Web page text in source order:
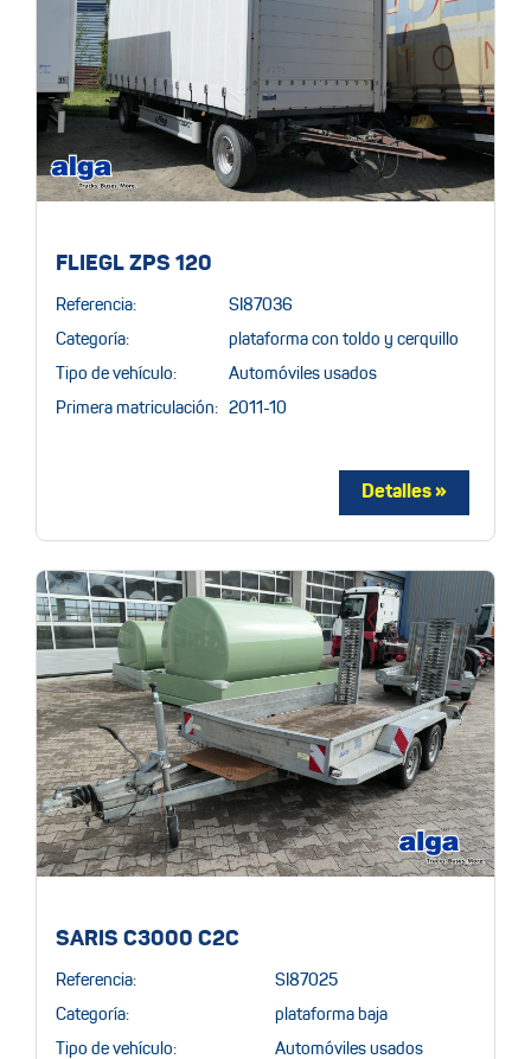
FLIEGL ZPS 120
Referencia: SI87036
Categoría: plataforma con toldo y cerquillo
Tipo de vehículo: Automóviles usados
Primera matriculación: 2011-10
SARIS C3000 C2C
Referencia: SI87025
Categoría: plataforma baja
Tipo de vehículo: Automóviles usados